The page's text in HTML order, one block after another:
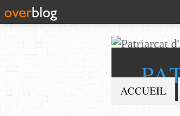
ACCUEIL